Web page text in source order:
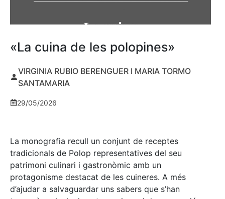
«La cuina de les polopines»
VIRGINIA RUBIO BERENGUER I MARIA TORMO
SANTAMARIA
29/05/2026
La monografia recull un conjunt de receptes
tradicionals de Polop representatives del seu
patrimoni culinari i gastronòmic amb un
protagonisme destacat de les cuineres. A més
d’ajudar a salvaguardar uns sabers que s’han